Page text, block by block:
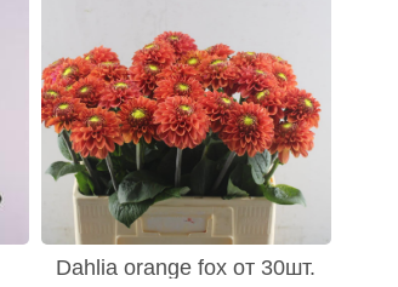
Dahlia orange fox от 30шт.